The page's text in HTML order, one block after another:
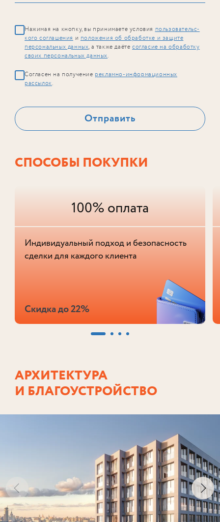
Нажимая на кнопку, вы принимаете условия поль­зова­тельс­
кого соглашения и положения об обработке и защите
персональных данных, а также даё­тесог­ла­сие на обработку
своих персональных данных.
Согласен на получение рекламно-информационных
рассылок.
СПОСОБЫ ПОКУПКИ
100% оплата
Индивидуальный подход и безопасность
сделки для каждого клиента
Скидка до 22%
АРХИТЕКТУРА
И БЛАГОУСТРОЙСТВО